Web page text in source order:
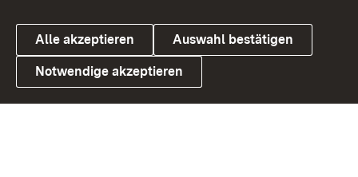
Link zum Landesportal
Alle akzeptieren Auswahl bestätigen
Notwendige akzeptieren